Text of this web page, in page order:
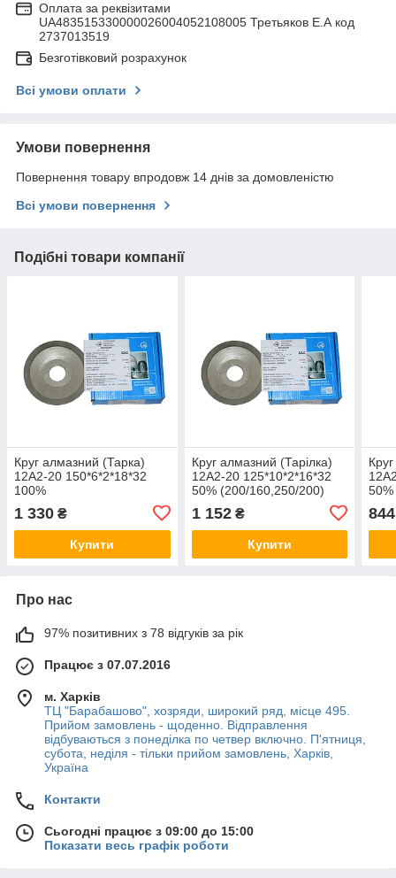
Оплата за реквізитами
UA483515330000026004052108005 Третьяков Е.А код
2737013519
Безготівковий розрахунок
Всі умови оплати
Умови повернення
Повернення товару впродовж 14 днів за домовленістю
Всі умови повернення
Подібні товари компанії
Круг алмазний (Тарка)
12А2-20 150*6*2*18*32
100%
1 330 ₴
Купити
Круг алмазний (Тарілка)
12А2-20 125*10*2*16*32
50% (200/160,250/200)
1 152₴
Купити
50%
844
Про нас
97% позитивних з 78 відгуків за рік
Працює з 07.07.2016
м. Харків
ТЦ "Барабашово", хозряди, широкий ряд, місце 495.
Прийом замовлень - щоденно. Відправлення
відбуваються з понеділка по четвер включно. П'ятниця,
субота, неділя - тільки прийом замовлень, Харків,
Україна
Контакти
Сьогодні працює з 09:00 до 15:00
Показати весь графік роботи